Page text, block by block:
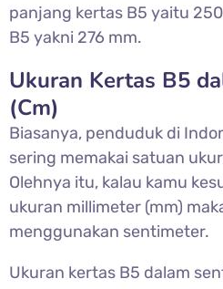
panjang kertas B5 yaitu
B5 yakni 276 mm.
Ukuran Kertas B5
(Cm)
Biasanya, penduduk di
sering memakai satuan
Olehnya itu, kalau kamu
ukuran millimeter (mm)
menggunakan sentimeter.
Ukuran kertas B5 dalam